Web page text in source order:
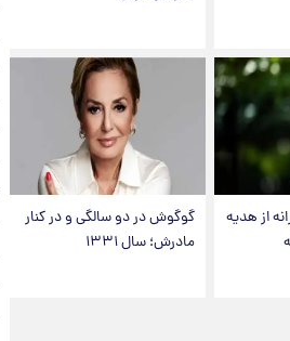
از هدیه
گوگوش در دو سالگی و در کنار
مادرش؛ سال ۱۳۳۱